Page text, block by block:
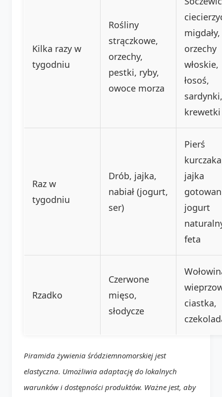
Kilka razy w
tygodniu
Rośliny
strączkowe,
orzechy,
pestki, ryby,
owoce morza
migdały,
orzechy
włoskie,
łosoś,
sardynki,
krewetki
Raz w
tygodniu
Drób, jajka,
nabiał (jogurt,
ser)
Pierś
jajka
jogurt
feta
Rzadko
Czerwone
mięso,
słodycze
ciastka,
Piramida żywienia śródziemnomorskiej jest
elastyczna. Umożliwia adaptację do lokalnych
warunków i dostępności produktów. Ważne jest, aby